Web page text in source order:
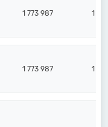
1 773 987 1
1 773 987 1